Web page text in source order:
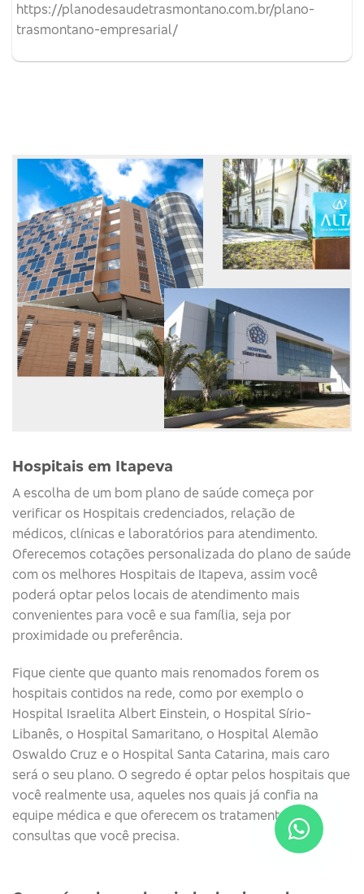
https://planodesaudetrasmontano.com.br/plano-
trasmontano-empresarial/
Hospitais em Itapeva
A escolha de um bom plano de saúde começa por
verificar os Hospitais credenciados, relação de
médicos, clínicas e laboratórios para atendimento.
Oferecemos cotações personalizada do plano de saúde
com os melhores Hospitais de Itapeva, assim você
poderá optar pelos locais de atendimento mais
convenientes para você e sua família, seja por
proximidade ou preferência.
Fique ciente que quanto mais renomados forem os
hospitais contidos na rede, como por exemplo o
Hospital Israelita Albert Einstein, o Hospital Sírio-
Libanês, o Hospital Samaritano, o Hospital Alemão
Oswaldo Cruz e o Hospital Santa Catarina, mais caro
será o seu plano. O segredo é optar pelos hospitais que
você realmente usa, aqueles nos quais já confia na
equipe médica e que oferecem os tratamentos e
consultas que você precisa.